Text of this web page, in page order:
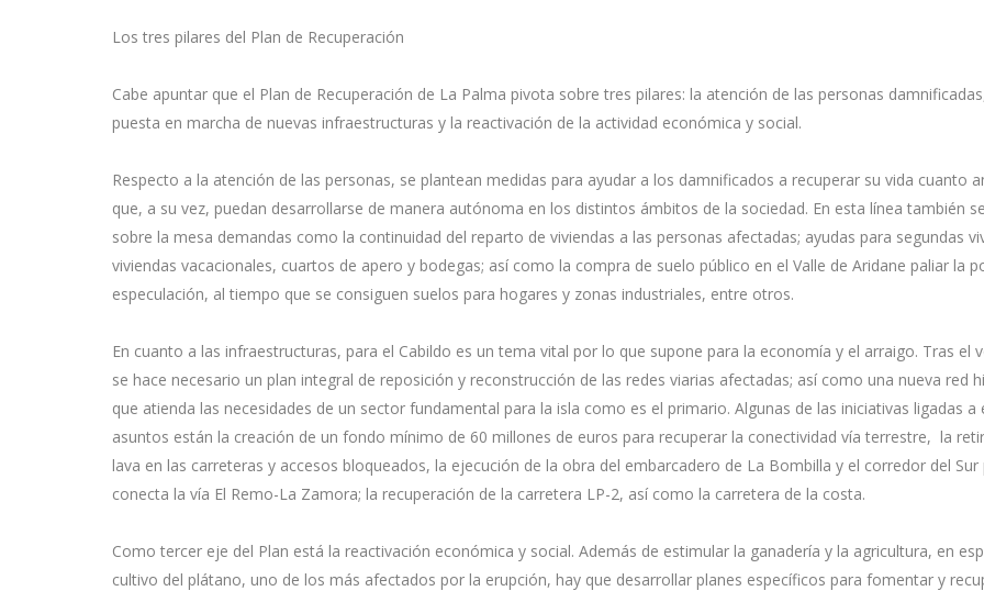
Los tres pilares del Plan de Recuperación
Cabe apuntar que el Plan de Recuperación de La Palma pivota sobre tres pilares: la atención de las personas
puesta en marcha de nuevas infraestructuras y la reactivación de la actividad económica y social.
Respecto a la atención de las personas, se plantean medidas para ayudar a los damnificados a recuperar su vida cuanto
que, a su vez, puedan desarrollarse de manera autónoma en los distintos ámbitos de la sociedad. En esta línea también
sobre la mesa demandas como la continuidad del reparto de viviendas a las personas afectadas; ayudas para segundas
viviendas vacacionales, cuartos de apero y bodegas; así como la compra de suelo público en el Valle de Aridane paliar la
especulación, al tiempo que se consiguen suelos para hogares y zonas industriales, entre otros.
En cuanto a las infraestructuras, para el Cabildo es un tema vital por lo que supone para la economía y el arraigo. Tras el
se hace necesario un plan integral de reposición y reconstrucción de las redes viarias afectadas; así como una nueva red
que atienda las necesidades de un sector fundamental para la isla como es el primario. Algunas de las iniciativas ligadas a
asuntos están la creación de un fondo mínimo de 60 millones de euros para recuperar la conectividad vía terrestre, la
lava en las carreteras y accesos bloqueados, la ejecución de la obra del embarcadero de La Bombilla y el corredor del Sur
conecta la vía El Remo-La Zamora; la recuperación de la carretera LP-2, así como la carretera de la costa.
Como tercer eje del Plan está la reactivación económica y social. Además de estimular la ganadería y la agricultura, en
cultivo del plátano, uno de los más afectados por la erupción, hay que desarrollar planes específicos para fomentar y